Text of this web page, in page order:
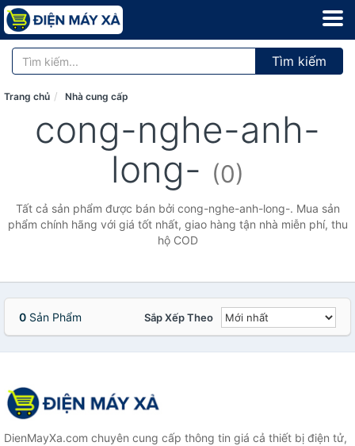
Tìm kiếm
Trang chủ Nhà cung cấp
cong-nghe-anh-
long- (0)
Tất cả sản phẩm được bán bởi cong-nghe-anh-long-. Mua sản
phẩm chính hãng với giá tốt nhất, giao hàng tận nhà miễn phí, thu
hộ COD
0 Sản Phẩm Sắp Xếp Theo
DienMayXa.com chuyên cung cấp thông tin giá cả thiết bị điện tử,